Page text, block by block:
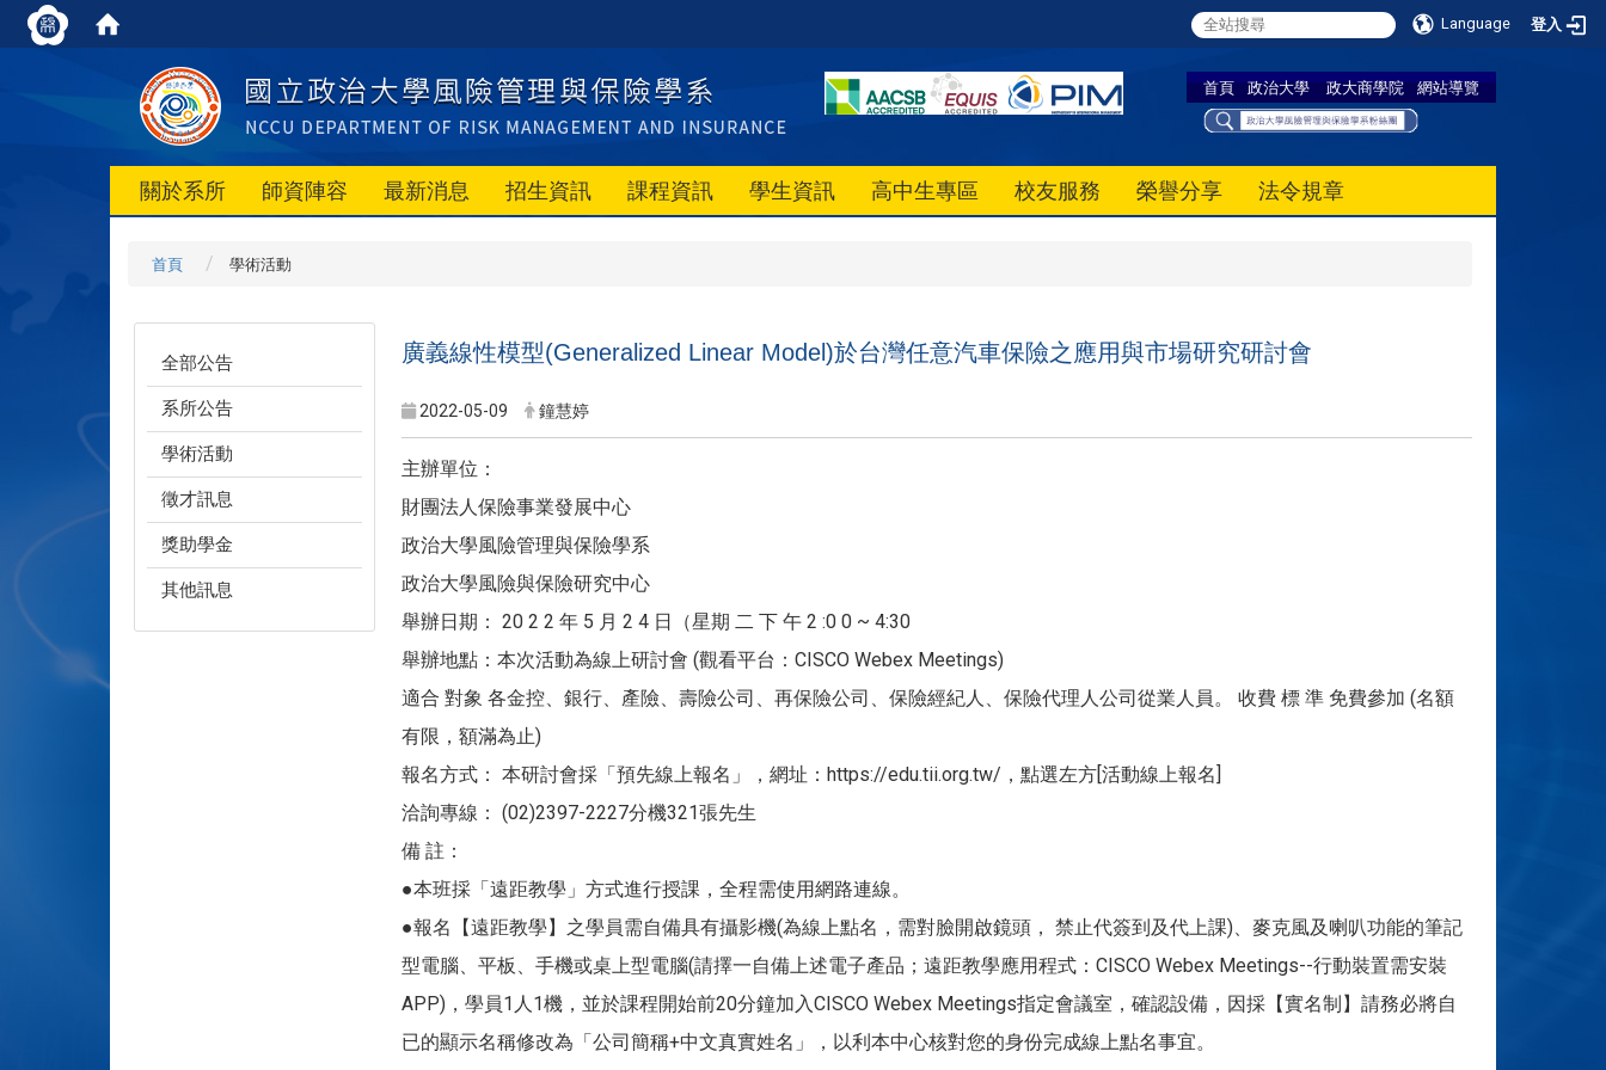
Language 登入
首頁 政治大學 政大商學院 網站導覽
關於系所 師資陣容 最新消息 招生資訊 課程資訊 學生資訊 高中生專區 校友服務 榮譽分享 法令規章
首頁 學術活動
全部公告
系所公告
學術活動
徵才訊息
獎助學金
其他訊息
廣義線性模型(Generalized Linear Model)於台灣任意汽車保險之應用與市場研究研討會
2022-05-09 鐘慧婷
主辦單位：
財團法人保險事業發展中心
政治大學風險管理與保險學系
政治大學風險與保險研究中心
舉辦日期： 20 2 2 年 5 月 2 4 日（星期 二 下 午 2 :0 0 ~ 4:30
舉辦地點：本次活動為線上研討會 (觀看平台：CISCO Webex Meetings)
適合 對象 各金控、銀行、產險、壽險公司、再保險公司、保險經紀人、保險代理人公司從業人員。 收費 標 準 免費參加 (名額
有限，額滿為止)
報名方式： 本研討會採「預先線上報名」，網址：https://edu.tii.org.tw/，點選左方[活動線上報名]
洽詢專線： (02)2397-2227分機321張先生
備 註：
●本班採「遠距教學」方式進行授課，全程需使用網路連線。
●報名【遠距教學】之學員需自備具有攝影機(為線上點名，需對臉開啟鏡頭， 禁止代簽到及代上課)、麥克風及喇叭功能的筆記
型電腦、平板、手機或桌上型電腦(請擇一自備上述電子產品；遠距教學應用程式：CISCO Webex Meetings--行動裝置需安裝
APP)，學員1人1機，並於課程開始前20分鐘加入CISCO Webex Meetings指定會議室，確認設備，因採【實名制】請務必將自
已的顯示名稱修改為「公司簡稱+中文真實姓名」，以利本中心核對您的身份完成線上點名事宜。